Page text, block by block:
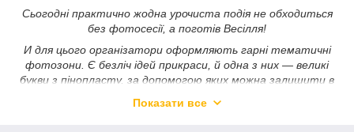
Сьогодні практично жодна урочиста подія не обходиться
без фотосесії, а поготів Весілля!
Идля цього організатори оформляють гарні тематичні
фотозони. Є безліч ідей прикраси, й одна з них — великі
букви з пінопласту, за допомогою яких можна залишити в
нескладно працювати: він легко декорується, чудово
Показати все